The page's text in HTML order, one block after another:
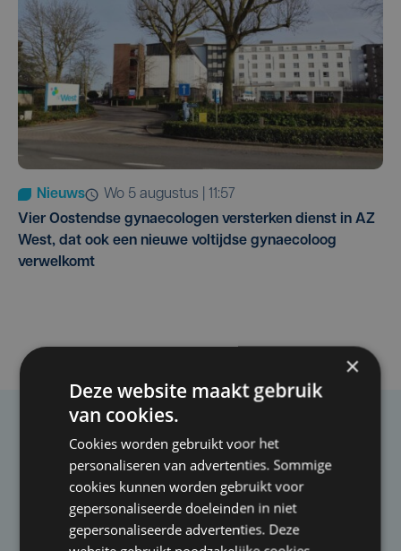
Nieuws
wo 5 augustus | 11:57
Vier Oostendse gynaecologen versterken dienst in AZ
West, dat ook een nieuwe voltijdse gynaecoloog
verwelkomt
Taalfout opgemerkt?
Heb je een taal- of schrijffout opgemerkt in dit
artikel?
×
Deze website maakt gebruik
van cookies.
Cookies worden gebruikt voor het
personaliseren van advertenties. Sommige
cookies kunnen worden gebruikt voor
gepersonaliseerde doeleinden in niet
gepersonaliseerde advertenties. Deze